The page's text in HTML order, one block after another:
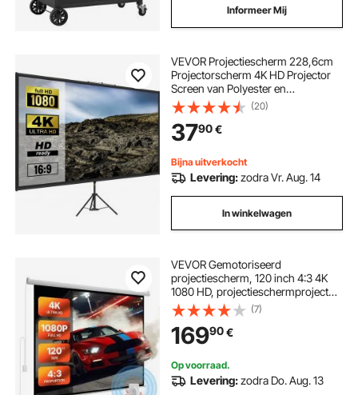
Informeer Mij
VEVOR Projectiescherm 228,6cm
Projectorscherm 4K HD Projector
Screen van Polyester en
Aluminiumlegering met Verstelbaar
Aluminium Statief en 160 Graden
Kijkhoek voor Thuisbioscoop,
Vergaderruimte, enz
(20)
3790€
Bijna uitverkocht
Levering:zodra Vr. Aug. 14
In winkelwagen
VEVOR Gemotoriseerd
projectiescherm, 120 inch 4:3 4K
1080 HD, projectieschermprojector
met afstandsbediening,
automatisch filmscherm, draagbaar
oprolbaar scherm voor
thuisbioscoop en thuiskantoor
(7)
16990€
Op voorraad.
Levering:zodra Do. Aug. 13